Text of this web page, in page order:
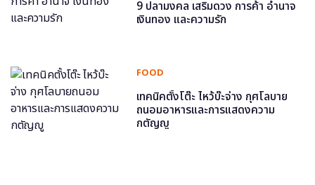
9 ปลามงคล เสริมดวง การค้า อำนาจ
เงินทอง และความรัก
FOOD
เทคนิคตั้งโต๊ะ ไหว้บ๊ะจ่าง กุศโลบาย
ถนอมอาหารและการแสดงความ
กตัญญู